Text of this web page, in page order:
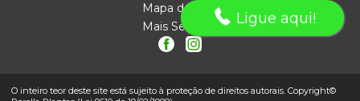
Mapa do site
Mais Serviços
O inteiro teor deste site está sujeito à proteção de direitos autorais. Copyright©
Ligue aqui!